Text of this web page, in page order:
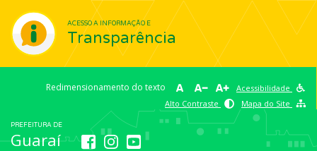
ACESSO A INFORMAÇÃO E
Transparência
Redimensionamento do texto
Acessibilidade
Alto Contraste
Mapa do Site
PREFEITURA DE
Guaraí